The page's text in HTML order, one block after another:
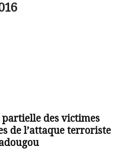
des victimes
de l’attaque terroriste